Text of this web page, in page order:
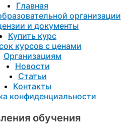
Главная
организации
и документы
Купить курс
курсов с ценами
Организациям
Новости
Статьи
Контакты
конфиденциальности
обучения